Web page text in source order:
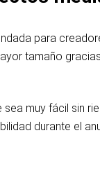
para
tamaño
muy fácil sin
durante el